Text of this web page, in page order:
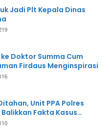
Jadi Plt Kepala Dinas
Doktor Summa Cum
Firdaus Menginspirasi
Unit PPA Polres
Fakta Kasus